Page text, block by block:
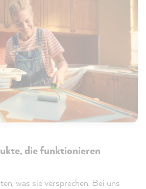
die funktionieren
was sie versprechen. Bei uns